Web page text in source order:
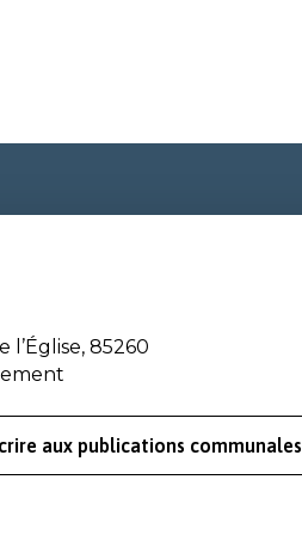
l’Église, 85260
aux publications communales